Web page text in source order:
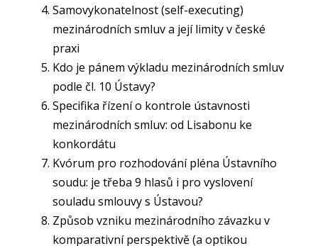
Samovykonatelnost (self-executing)
mezinárodních smluv a její limity v české
praxi
Kdo je pánem výkladu mezinárodních smluv
podle čl. 10 Ústavy?
Specifika řízení o kontrole ústavnosti
mezinárodních smluv: od Lisabonu ke
konkordátu
Kvórum pro rozhodování pléna Ústavního
soudu: je třeba 9 hlasů i pro vyslovení
souladu smlouvy s Ústavou?
Způsob vzniku mezinárodního závazku v
komparativní perspektivě (a optikou